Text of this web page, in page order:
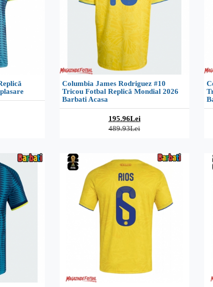
Columbia James Rodriguez #10
Tricou Fotbal Replică Mondial 2026
Barbati Acasa
195.96Lei
489.93Lei